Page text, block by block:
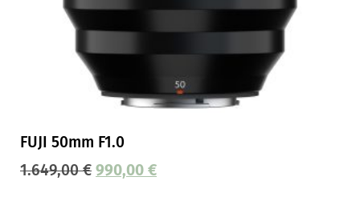
FUJI 50mm F1.0
1.649,00€ 990,00 €